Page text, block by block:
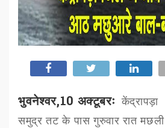
भुवनेश्वर,10 अक्टूबरः
समुद्र तट के पास गुरुवार रात